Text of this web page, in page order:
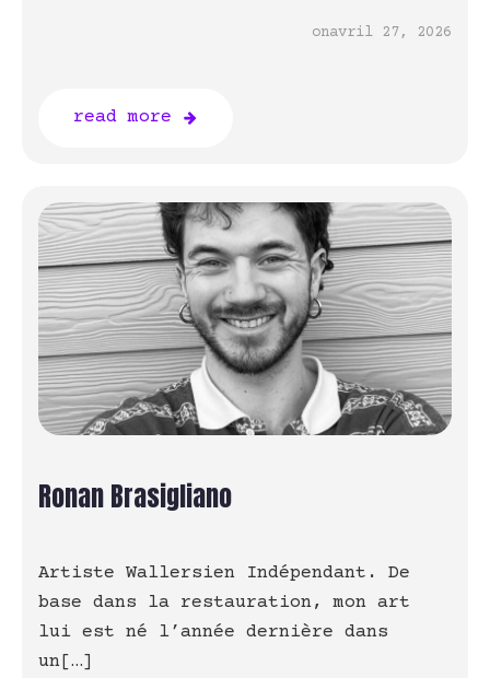
onavril 27, 2026
read more
Ronan Brasigliano
Artiste Wallersien Indépendant. De
base dans la restauration, mon art
lui est né l’année dernière dans
un[…]